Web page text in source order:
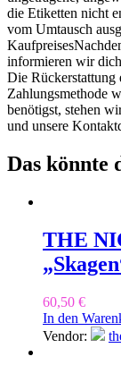
die Etiketten nicht
vom Umtausch
informieren wir
Die Rückerstattung
Zahlungsmethode
benötigst, stehen
und unsere
Das könnte
THE
60,50 €
In den
Vendor: